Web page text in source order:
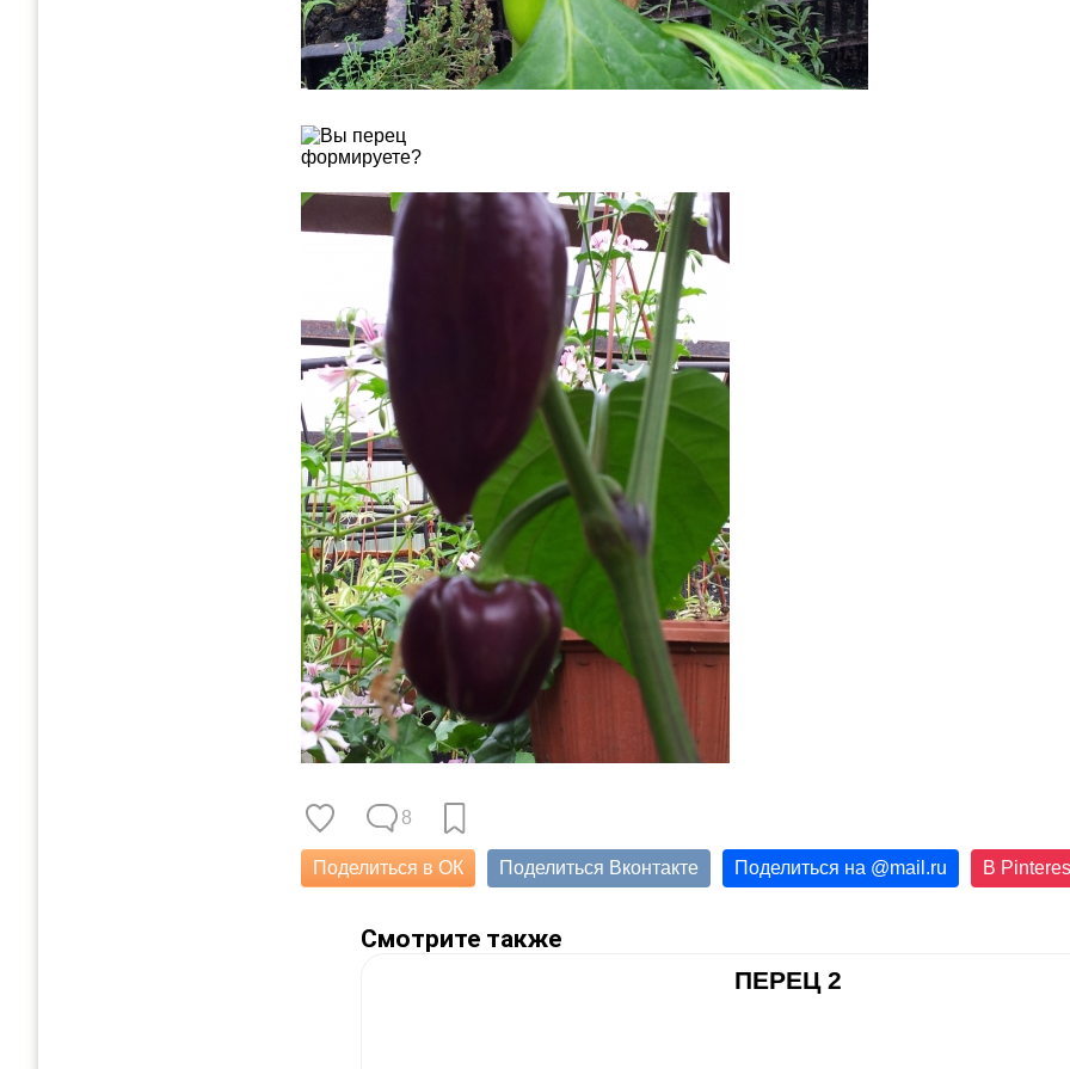
8
Поделиться в ОК Поделиться Вконтакте Поделиться на @mail.ru В
Смотрите также
ПЕРЕЦ 2